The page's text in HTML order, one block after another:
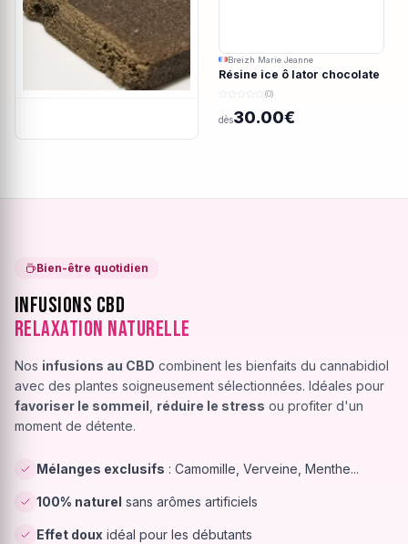
Breizh Marie Jeanne
Résine ice ô lator chocolate
covered strawberry CBD
(0)
dès30.00€
Bien-être quotidien
Infusions CBD
Relaxation Naturelle
Nos infusions au CBD combinent les bienfaits du cannabidiol
avec des plantes soigneusement sélectionnées. Idéales pour
favoriser le sommeil réduire le stress ou profiter d'un
moment de détente.
Mélanges exclusifs : Camomille, Verveine, Menthe...
100% naturel sans arômes artificiels
Effet doux idéal pour les débutants